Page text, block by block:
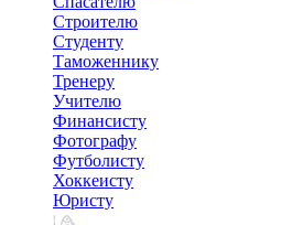
Строителю
Студенту
Таможеннику
Тренеру
Учителю
Финансисту
Фотографу
Футболисту
Хоккеисту
Юристу